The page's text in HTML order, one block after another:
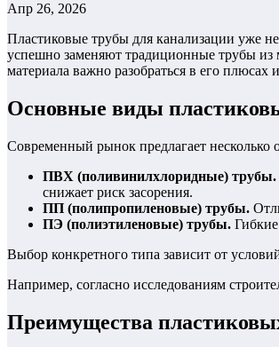
Апр 26, 2026
Пластиковые трубы для канализации уже
успешно заменяют традиционные трубы из
материала важно разобраться в его
Основные виды
Современный рынок предлагает несколько
ПВХ (поливинилхлоридные) трубы.
снижает риск засорения.
ПП (полипропиленовые) трубы.
ПЭ (полиэтиленовые) трубы.
Выбор конкретного типа зависит от
Например, согласно исследованиям
Преимущества